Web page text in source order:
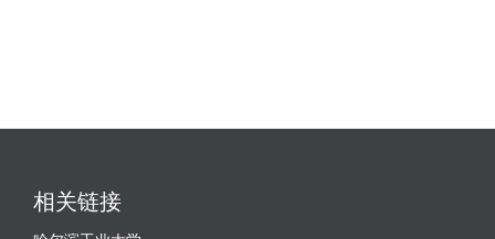
相关链接